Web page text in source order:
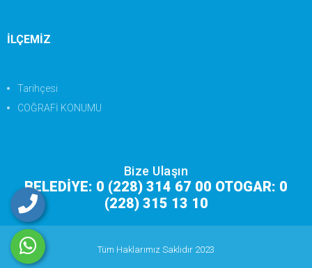
İLÇEMİZ
Tarihçesi
COĞRAFİ KONUMU
Bize Ulaşın
BELEDİYE: 0 (228) 314 67 00 OTOGAR: 0
(228) 315 13 10
Tüm Haklarımız Saklıdır 2023